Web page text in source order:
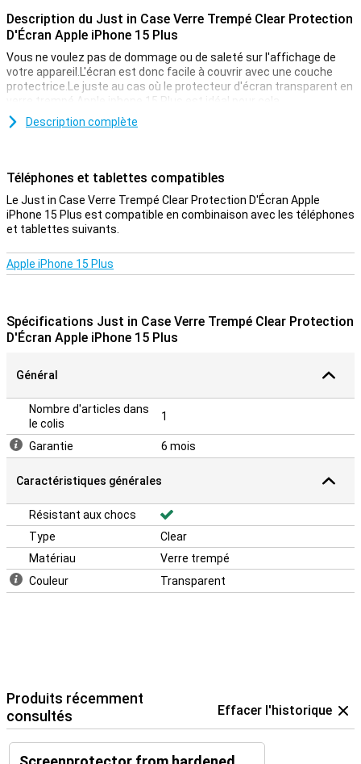
Description du Just in Case Verre Trempé Clear Protection
D'Écran Apple iPhone 15 Plus
Vous ne voulez pas de dommage ou de saleté sur l'affichage de
votre appareil.L'écran est donc facile à couvrir avec une couche
protectrice.Le juste au cas où le protecteur d'écran transparent en
verre trempé Apple iphone 15 Plus est idéal pour cela.
Grâce à ce protecteur d'écran, qui est en verre trempé, votre Apple
couche protectrice qui n'est pas sur le chemin
Vous recherchez une protection pour l'affichage de votre iPhone
15 Plus d'Apple?Ensuite, ce protecteur d'écran clair est une bonne
contre la saleté, la poussière et les objets tranchants.De cette
façon, vous empêchez les rayures à l'écran.
Description complète
Téléphones et tablettes compatibles
Le Just in Case Verre Trempé Clear Protection D'Écran Apple
iPhone 15 Plus est compatible en combinaison avec les téléphones
et tablettes suivants.
Apple iPhone 15 Plus
Spécifications Just in Case Verre Trempé Clear Protection
D'Écran Apple iPhone 15 Plus
Général
Nombre d'articles dans
le colis
1
Garantie 6 mois
Caractéristiques générales
Résistant aux chocs
Type
Clear
Matériau
Verre trempé
Couleur
Transparent
Produits récemment
consultés
Effacer l'historique